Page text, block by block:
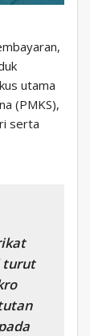
utama
(PMKS),
serta
turut